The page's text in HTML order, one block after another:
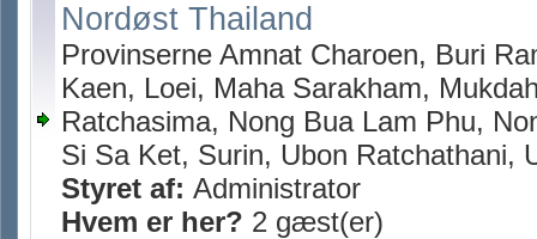
Nordøst Thailand
Provinserne Amnat Charoen, Buri
Kaen, Loei, Maha Sarakham,
Ratchasima, Nong Bua Lam Phu,
Si Sa Ket, Surin, Ubon Ratchathani,
Styret af: Administrator
Hvem er her? 2 gæst(er)